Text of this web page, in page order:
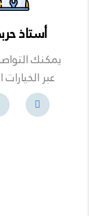
أستاذ
يمكنك
عبر الخيارات